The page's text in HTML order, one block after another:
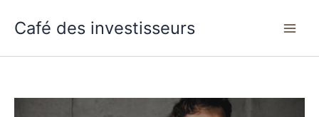
Café des investisseurs